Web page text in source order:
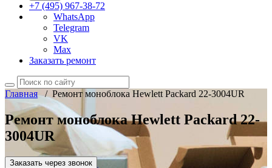
+7 (495) 967-38-72
WhatsApp
Telegram
VK
Max
Заказать ремонт
Главная/ Ремонт моноблока Hewlett Packard 22-3004UR
Ремонт моноблока Hewlett Packard 22-
3004UR
Заказать через звонок